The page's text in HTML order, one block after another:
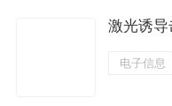
激光诱
电子信息